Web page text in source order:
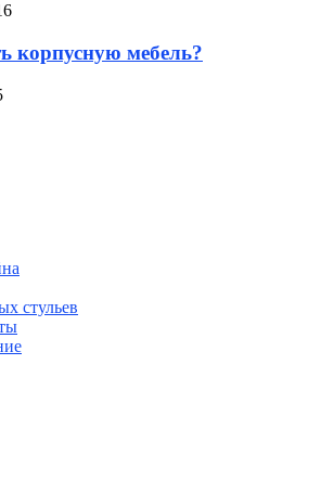
корпусную мебель?
стульев